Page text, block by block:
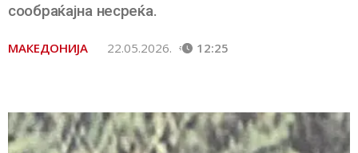
сообраќајна несреќа.
МАКЕДОНИЈА 22.05.2026. 12:25